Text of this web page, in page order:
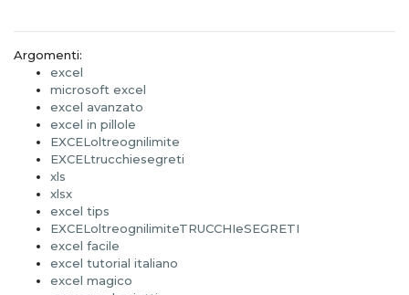
Argomenti:
excel
microsoft excel
excel avanzato
excel in pillole
EXCELoltreognilimite
EXCELtrucchiesegreti
xls
xlsx
excel tips
EXCELoltreognilimiteTRUCCHIeSEGRETI
excel facile
excel tutorial italiano
excel magico